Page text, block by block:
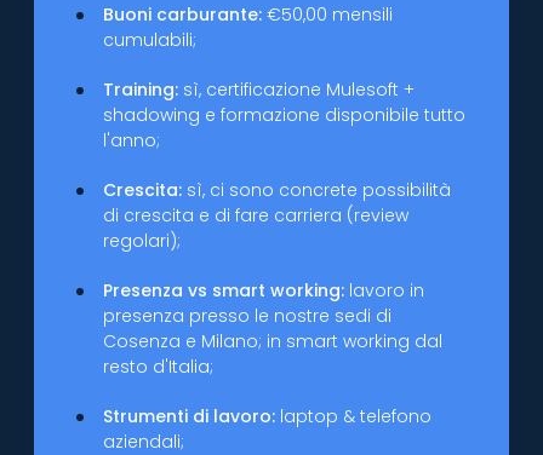
Buoni carburante: €50,00 mensili
cumulabili;
Training: sì, certificazione Mulesoft +
shadowing e formazione disponibile tutto
l'anno;
Crescita: sì, ci sono concrete possibilità
di crescita e di fare carriera (review
regolari);
Presenza vs smart working: lavoro in
presenza presso le nostre sedi di
Cosenza e Milano; in smart working dal
resto d'Italia;
Strumenti di lavoro: laptop & telefono
aziendali;